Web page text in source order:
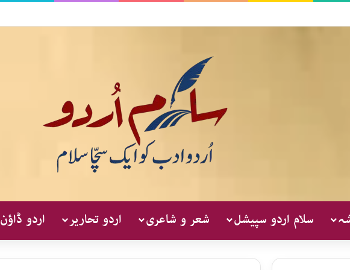
سلام اردو سپیشل شعر و شاعری اردو تحاریر اردو